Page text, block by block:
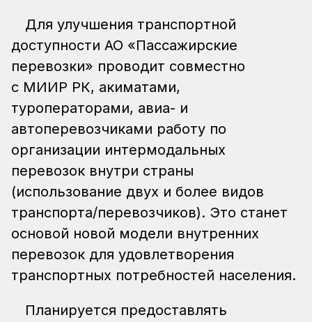
Для улучшения транспортной
доступности АО «Пассажирские
перевозки» проводит совместно
с МИИР РК, акиматами,
туроператорами, авиа- и
автоперевозчиками работу по
организации интермодальных
перевозок внутри страны
(использование двух и более видов
транспорта/перевозчиков). Это станет
основой новой модели внутренних
перевозок для удовлетворения
транспортных потребностей населения.
Планируется предоставлять